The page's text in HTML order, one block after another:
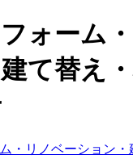
ォーム
て替え